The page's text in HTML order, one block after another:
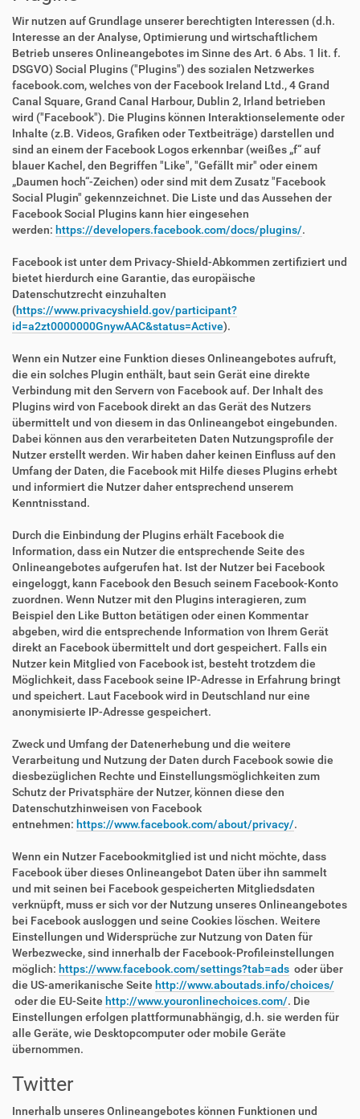
Wir nutzen auf Grundlage unserer berechtigten Interessen (d.h.
Interesse an der Analyse, Optimierung und wirtschaftlichem
Betrieb unseres Onlineangebotes im Sinne des Art. 6 Abs. 1 lit. f.
DSGVO) Social Plugins ("Plugins") des sozialen Netzwerkes
facebook.com, welches von der Facebook Ireland Ltd., 4 Grand
Canal Square, Grand Canal Harbour, Dublin 2, Irland betrieben
wird ("Facebook"). Die Plugins können Interaktionselemente oder
Inhalte (z.B. Videos, Grafiken oder Textbeiträge) darstellen und
sind an einem der Facebook Logos erkennbar (weißes „f“ auf
blauer Kachel, den Begriffen "Like", "Gefällt mir" oder einem
„Daumen hoch“-Zeichen) oder sind mit dem Zusatz "Facebook
Social Plugin" gekennzeichnet. Die Liste und das Aussehen der
Facebook Social Plugins kann hier eingesehen
werden: https://developers.facebook.com/docs/plugins/.
Facebook ist unter dem Privacy-Shield-Abkommen zertifiziert und
bietet hierdurch eine Garantie, das europäische
Datenschutzrecht einzuhalten
(https://www.privacyshield.gov/participant?
id=a2zt0000000GnywAAC&status=Active).
Wenn ein Nutzer eine Funktion dieses Onlineangebotes aufruft,
die ein solches Plugin enthält, baut sein Gerät eine direkte
Verbindung mit den Servern von Facebook auf. Der Inhalt des
Plugins wird von Facebook direkt an das Gerät des Nutzers
übermittelt und von diesem in das Onlineangebot eingebunden.
Dabei können aus den verarbeiteten Daten Nutzungsprofile der
Nutzer erstellt werden. Wir haben daher keinen Einfluss auf den
Umfang der Daten, die Facebook mit Hilfe dieses Plugins erhebt
und informiert die Nutzer daher entsprechend unserem
Kenntnisstand.
Durch die Einbindung der Plugins erhält Facebook die
Information, dass ein Nutzer die entsprechende Seite des
Onlineangebotes aufgerufen hat. Ist der Nutzer bei Facebook
eingeloggt, kann Facebook den Besuch seinem Facebook-Konto
zuordnen. Wenn Nutzer mit den Plugins interagieren, zum
Beispiel den Like Button betätigen oder einen Kommentar
abgeben, wird die entsprechende Information von Ihrem Gerät
direkt an Facebook übermittelt und dort gespeichert. Falls ein
Nutzer kein Mitglied von Facebook ist, besteht trotzdem die
Möglichkeit, dass Facebook seine IP-Adresse in Erfahrung bringt
und speichert. Laut Facebook wird in Deutschland nur eine
anonymisierte IP-Adresse gespeichert.
Zweck und Umfang der Datenerhebung und die weitere
Verarbeitung und Nutzung der Daten durch Facebook sowie die
diesbezüglichen Rechte und Einstellungsmöglichkeiten zum
Schutz der Privatsphäre der Nutzer, können diese den
Datenschutzhinweisen von Facebook
entnehmen: https://www.facebook.com/about/privacy/.
Wenn ein Nutzer Facebookmitglied ist und nicht möchte, dass
Facebook über dieses Onlineangebot Daten über ihn sammelt
und mit seinen bei Facebook gespeicherten Mitgliedsdaten
verknüpft, muss er sich vor der Nutzung unseres Onlineangebotes
bei Facebook ausloggen und seine Cookies löschen. Weitere
Einstellungen und Widersprüche zur Nutzung von Daten für
Werbezwecke, sind innerhalb der Facebook-Profileinstellungen
möglich: https://www.facebook.com/settings?tab=ads oder über
die US-amerikanische Seite http://www.aboutads.info/choices/
oder die EU-Seite http://www.youronlinechoices.com/. Die
Einstellungen erfolgen plattformunabhängig, d.h. sie werden für
alle Geräte, wie Desktopcomputer oder mobile Geräte
übernommen.
Twitter
Innerhalb unseres Onlineangebotes können Funktionen und